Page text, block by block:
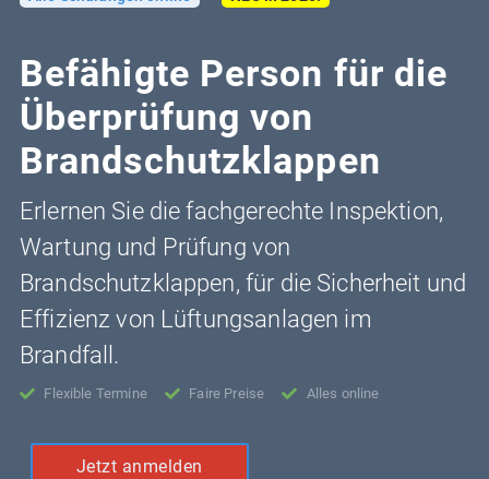
Befähigte Person für die
Überprüfung von
Brandschutzklappen
Erlernen Sie die fachgerechte Inspektion,
Wartung und Prüfung von
Brandschutzklappen, für die Sicherheit und
Effizienz von Lüftungsanlagen im
Brandfall.
Flexible Termine Faire Preise Alles online
Jetzt anmelden